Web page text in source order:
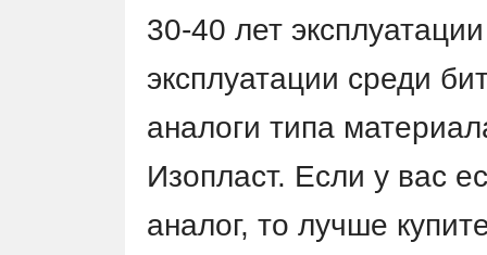
30-40 лет
эксплуатации среди
аналоги типа
Изопласт. Если у вас
аналог, то лучше